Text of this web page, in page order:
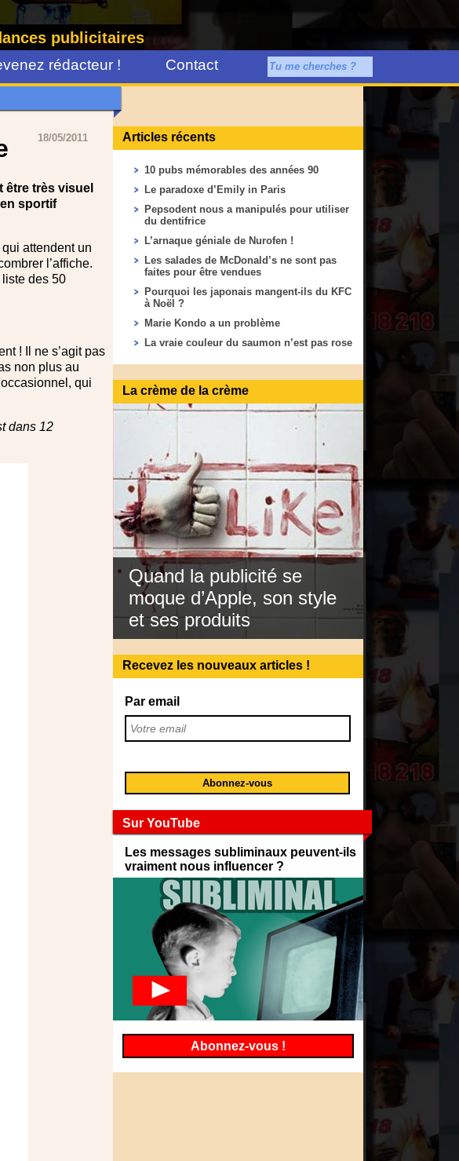
publicitaires
rédacteur ! Contact
18/05/2011
être très visuel
sportif
attendent un
l’affiche.
des 50
! Il ne s’agit pas
non plus au
qui
dans 12
Articles récents
10 pubs mémorables des années 90
Le paradoxe d’Emily in Paris
Pepsodent nous a manipulés pour utiliser
du dentifrice
L’arnaque géniale de Nurofen !
Les salades de McDonald’s ne sont pas
faites pour être vendues
Pourquoi les japonais mangent-ils du KFC
à Noël ?
Marie Kondo a un problème
La vraie couleur du saumon n’est pas rose
La crème de la crème
Quand la publicité se
moque d’Apple, son style
et ses produits
Recevez les nouveaux articles !
Par email
Sur YouTube
Les messages subliminaux peuvent-ils
vraiment nous influencer ?
Abonnez-vous !